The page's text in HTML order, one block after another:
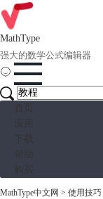
MathType
强大的数学公式编辑器
MathType中文网 > 使用技巧